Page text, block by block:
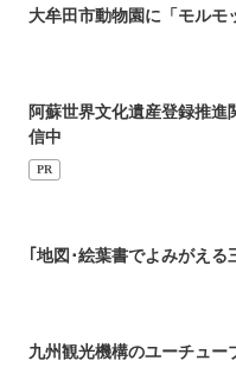
大牟田市動物園に「モル
阿蘇世界文化遺産登録推
信中
PR
｢地図･絵葉書でよみがえ
九州観光機構のユーチュ